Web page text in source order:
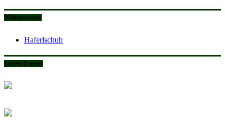
Wissenswertes
Haferlschuh
Unsere Partner